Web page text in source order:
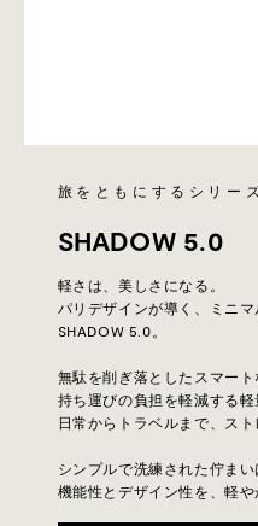
旅をともにするシリー
SHADOW 5.0
軽さは、美しさになる。
パリデザインが導く、ミニ
SHADOW 5.0。
無駄を削ぎ落としたスマート
持ち運びの負担を軽減する軽
日常からトラベルまで、ス
シンプルで洗練された佇ま
機能性とデザイン性を、軽や